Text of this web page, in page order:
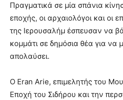
Πραγματικά σε μία σπάνια
εποχής, οι αρχαιολόγοι και οι
της Ιερουσαλήμ έσπευσαν να
κομμάτι σε δημόσια θέα για να
απολαύσει.
Ο Eran Arie, επιμελητής του
Εποχή του Σιδήρου και την